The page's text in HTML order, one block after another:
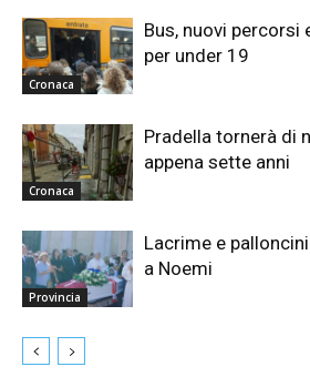
Cronaca
Bus, nuovi percorsi
per under 19
Cronaca
Pradella tornerà di
appena sette anni
Provincia
Lacrime e
a Noemi